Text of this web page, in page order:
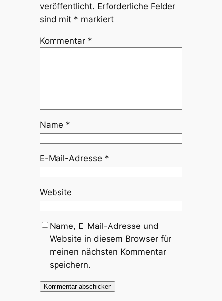
veröffentlicht. Erforderliche Felder
sind mit * markiert
Kommentar *
Name *
E-Mail-Adresse *
Website
Name, E-Mail-Adresse und
Website in diesem Browser für
meinen nächsten Kommentar
speichern.